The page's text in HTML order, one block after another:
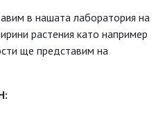
в нашата лаборатория на
растения като например
ще представим на